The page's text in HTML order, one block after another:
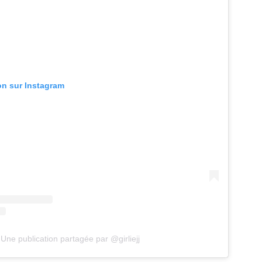
sur Instagram
Une publication partagée par @girliejj